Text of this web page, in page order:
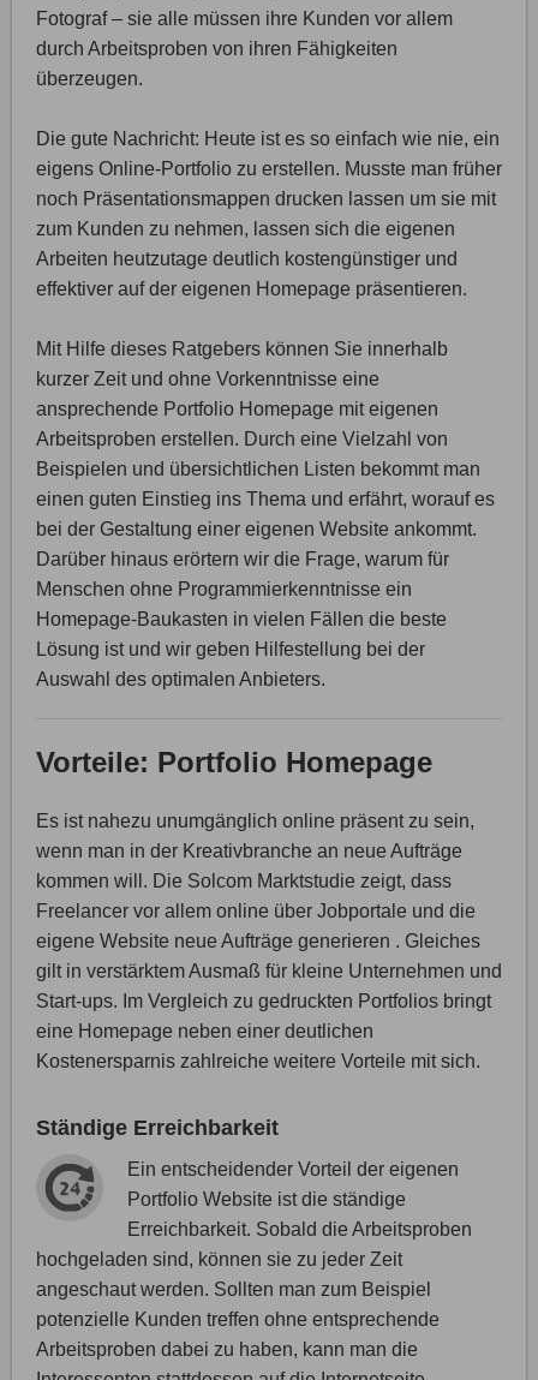
Fotograf – sie alle müssen ihre Kunden vor allem
durch Arbeitsproben von ihren Fähigkeiten
überzeugen.
Die gute Nachricht: Heute ist es so einfach wie nie, ein
eigens Online-Portfolio zu erstellen. Musste man früher
noch Präsentationsmappen drucken lassen um sie mit
zum Kunden zu nehmen, lassen sich die eigenen
Arbeiten heutzutage deutlich kostengünstiger und
effektiver auf der eigenen Homepage präsentieren.
Mit Hilfe dieses Ratgebers können Sie innerhalb
kurzer Zeit und ohne Vorkenntnisse eine
ansprechende Portfolio Homepage mit eigenen
Arbeitsproben erstellen. Durch eine Vielzahl von
Beispielen und übersichtlichen Listen bekommt man
einen guten Einstieg ins Thema und erfährt, worauf es
bei der Gestaltung einer eigenen Website ankommt.
Darüber hinaus erörtern wir die Frage, warum für
Menschen ohne Programmierkenntnisse ein
Homepage-Baukasten in vielen Fällen die beste
Lösung ist und wir geben Hilfestellung bei der
Auswahl des optimalen Anbieters.
Vorteile: Portfolio Homepage
Es ist nahezu unumgänglich online präsent zu sein,
wenn man in der Kreativbranche an neue Aufträge
kommen will. Die Solcom Marktstudie zeigt, dass
Freelancer vor allem online über Jobportale und die
eigene Website neue Aufträge generieren . Gleiches
gilt in verstärktem Ausmaß für kleine Unternehmen und
Start-ups. Im Vergleich zu gedruckten Portfolios bringt
eine Homepage neben einer deutlichen
Kostenersparnis zahlreiche weitere Vorteile mit sich.
Ständige Erreichbarkeit
Ein entscheidender Vorteil der eigenen
Portfolio Website ist die ständige
Erreichbarkeit. Sobald die Arbeitsproben
hochgeladen sind, können sie zu jeder Zeit
angeschaut werden. Sollten man zum Beispiel
potenzielle Kunden treffen ohne entsprechende
Arbeitsproben dabei zu haben, kann man die